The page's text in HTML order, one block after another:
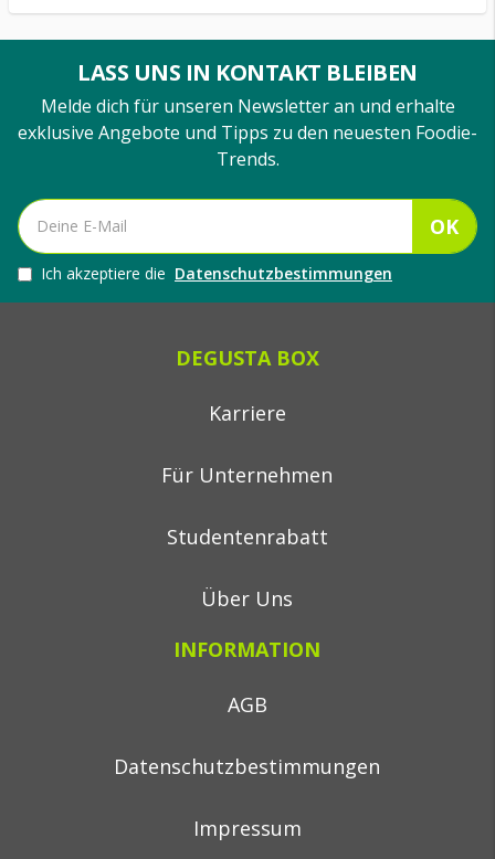
LASS UNS IN KONTAKT BLEIBEN
Melde dich für unseren Newsletter an und erhalte
exklusive Angebote und Tipps zu den neuesten Foodie-
Trends.
OK
Ich akzeptiere die Datenschutzbestimmungen
DEGUSTA BOX
Karriere
Für Unternehmen
Studentenrabatt
Über Uns
INFORMATION
AGB
Datenschutzbestimmungen
Impressum